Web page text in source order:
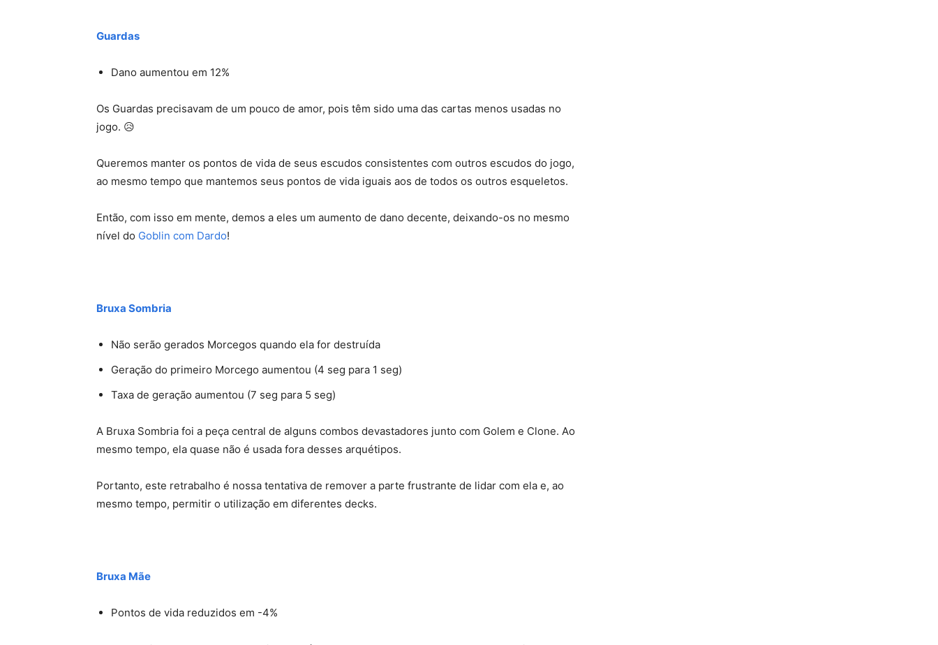
Guardas
Dano aumentou em 12%
Os Guardas precisavam de um pouco de amor, pois têm sido uma das cartas menos usadas no
jogo. 😥
Queremos manter os pontos de vida de seus escudos consistentes com outros escudos do jogo,
ao mesmo tempo que mantemos seus pontos de vida iguais aos de todos os outros esqueletos.
Então, com isso em mente, demos a eles um aumento de dano decente, deixando-os no mesmo
nível do Goblin com Dardo!
Bruxa Sombria
Não serão gerados Morcegos quando ela for destruída
Geração do primeiro Morcego aumentou (4 seg para 1 seg)
Taxa de geração aumentou (7 seg para 5 seg)
A Bruxa Sombria foi a peça central de alguns combos devastadores junto com Golem e Clone. Ao
mesmo tempo, ela quase não é usada fora desses arquétipos.
Portanto, este retrabalho é nossa tentativa de remover a parte frustrante de lidar com ela e, ao
mesmo tempo, permitir o utilização em diferentes decks.
Bruxa Mãe
Pontos de vida reduzidos em -4%